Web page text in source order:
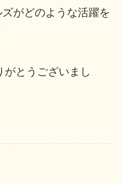
がどのような活躍を
とうございまし